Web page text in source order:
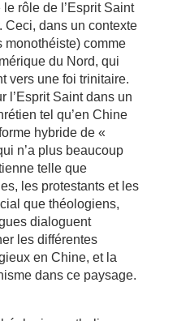
rôle de l’Esprit Saint
Ceci, dans un contexte
monothéiste) comme
du Nord, qui
vers une foi trinitaire.
l’Esprit Saint dans un
tel qu’en Chine
hybride de «
n’a plus beaucoup
telle que
les protestants et les
que théologiens,
dialoguent
les différentes
en Chine, et la
dans ce paysage.